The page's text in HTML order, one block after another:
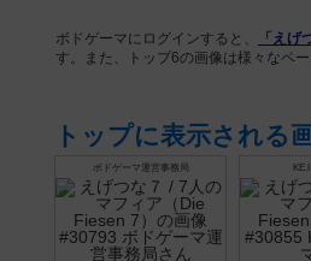
ボドゲーマにログインすると、 「え
す。また、トップ6の画像は様々なペー
トップに表示される
ボドゲーマ運営事務局